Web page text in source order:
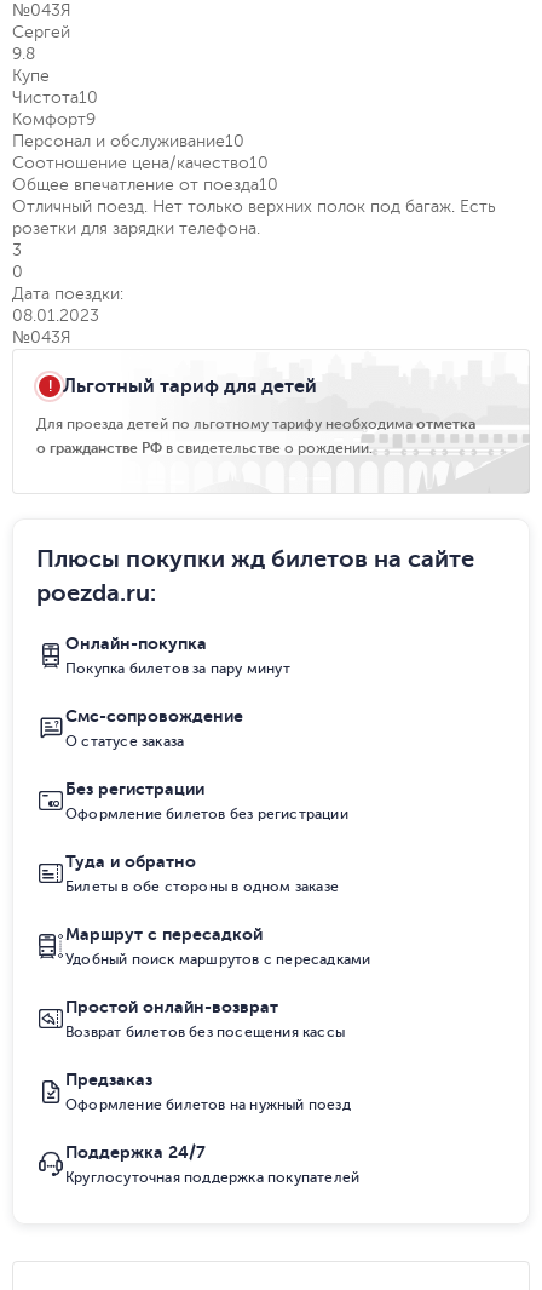
№043Я
Сергей
9.8
Купе
Чистота10
Комфорт9
Персонал и обслуживание10
Соотношение цена/качество10
Общее впечатление от поезда10
Отличный поезд. Нет только верхних полок под багаж. Есть
розетки для зарядки телефона.
3
0
Дата поездки:
08.01.2023
№043Я
Льготный тариф для детей
Для проезда детей по льготному тарифу необходима отметка
о гражданстве РФ в свидетельстве о рождении.
Плюсы покупки жд билетов на сайте
poezda.ru:
Онлайн-покупка
Покупка билетов за пару минут
Смс-сопровождение
О статусе заказа
Без регистрации
Оформление билетов без регистрации
Туда и обратно
Билеты в обе стороны в одном заказе
Маршрут с пересадкой
Удобный поиск маршрутов с пересадками
Простой онлайн-возврат
Возврат билетов без посещения кассы
Предзаказ
Оформление билетов на нужный поезд
Поддержка 24/7
Круглосуточная поддержка покупателей